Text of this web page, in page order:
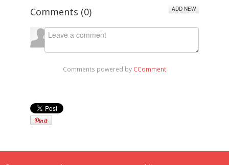
Comments (0) ADD NEW
Comments powered by CComment